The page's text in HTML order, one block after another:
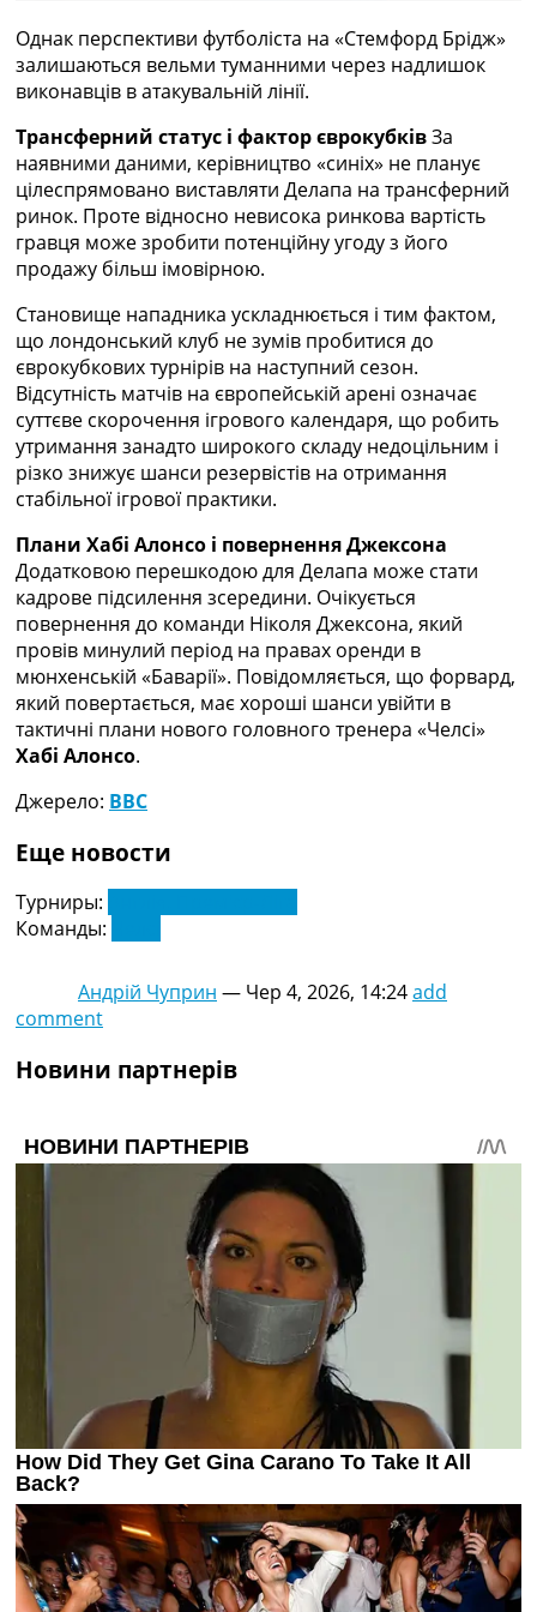
Телепрограма
RU
Categories
Головна
Новини футболу
Відео
Футбольні трансфери
Останні коментарі
Конкурс прогнозів
Логін
Рейтінги
Правила
Колективний прогноз
Турніри
Чемпіонат Світу
Україна. Прем’єр-Ліга
Україна. Перша Ліга
Ліга Чемпіонів
Англія. Прем’єр-Ліга
Іспанія. Ла Ліга
Ще Турніри >>>
Таблиці
Чемпіонат Світу. Турнирні таблиці
Таблиця УПЛ
Перша Ліга
Таблиця АПЛ
Таблиця Ла Ліги
Рейтинги
Рейтинг клубів УЄФА
Рейтинг ФІФА
Телепрограма
Однак перспективи футболіста на «Стемфорд Брідж»
залишаються вельми туманними через надлишок
виконавців в атакувальній лінії.
Трансферний статус і фактор єврокубківЗа
наявними даними, керівництво «синіх» не планує
цілеспрямовано виставляти Делапа на трансферний
ринок. Проте відносно невисока ринкова вартість
гравця може зробити потенційну угоду з його
продажу більш імовірною.
Становище нападника ускладнюється і тим фактом,
що лондонський клуб не зумів пробитися до
єврокубкових турнірів на наступний сезон.
Відсутність матчів на європейській арені означає
суттєве скорочення ігрового календаря, що робить
утримання занадто широкого складу недоцільним і
різко знижує шанси резервістів на отримання
стабільної ігрової практики.
Плани Хабі Алонсо і повернення Джексона
Додатковою перешкодою для Делапа може стати
кадрове підсилення зсередини. Очікується
повернення до команди Ніколя Джексона, який
провів минулий період на правах оренди в
мюнхенській «Баварії». Повідомляється, що форвард,
який повертається, має хороші шанси увійти в
тактичні плани нового головного тренера «Челсі»
Хабі Алонсо.
Джерело: BBC
Еще новости
Турниры:
Команды:
Андрій Чуприн — Чер 4, 2026, 14:24add
comment
Новини партнерів